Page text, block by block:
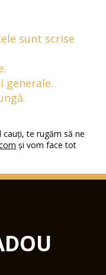
sunt scrise
generale.
cauți, te rugăm să ne
și vom face tot